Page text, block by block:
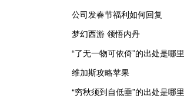
公司发春节福利如何回复
梦幻西游 领悟内丹
“了无一物可依倚”的出处是哪里
维加斯攻略苹果
“穷秋须到自低垂”的出处是哪里